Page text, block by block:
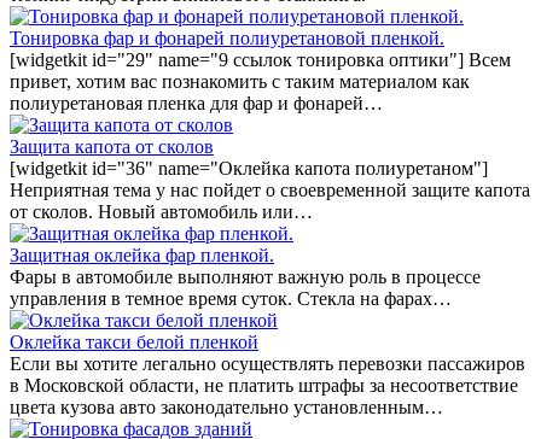
Тонировка фар и фонарей полиуретановой пленкой.
[widgetkit id="29" name="9 ссылок тонировка оптики"] Всем
привет, хотим вас познакомить с таким материалом как
полиуретановая пленка для фар и фонарей…
Защита капота от сколов
[widgetkit id="36" name="Оклейка капота полиуретаном"]
Неприятная тема у нас пойдет о своевременной защите капота
от сколов. Новый автомобиль или…
Защитная оклейка фар пленкой.
Фары в автомобиле выполняют важную роль в процессе
управления в темное время суток. Стекла на фарах…
Оклейка такси белой пленкой
Если вы хотите легально осуществлять перевозки пассажиров
в Московской области, не платить штрафы за несоответствие
цвета кузова авто законодательно установленным…